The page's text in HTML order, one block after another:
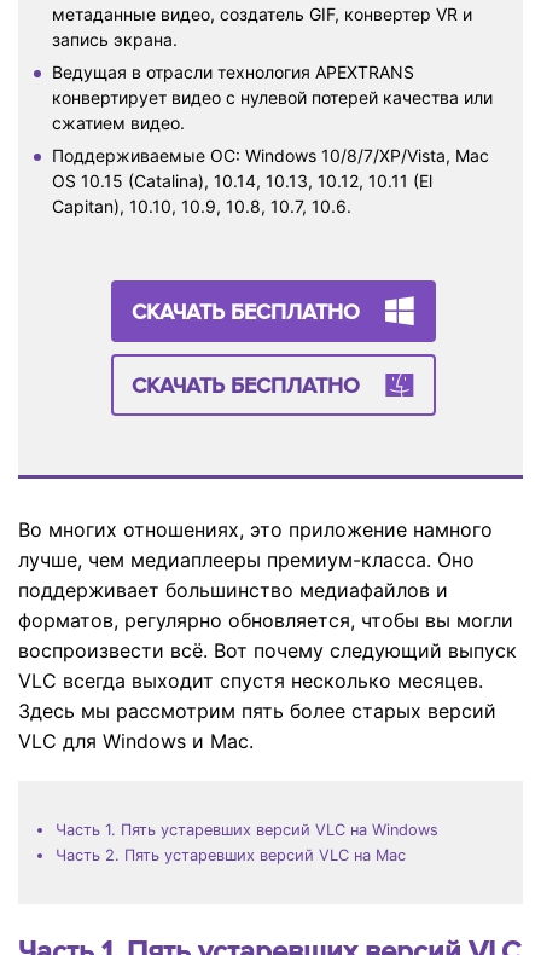
метаданные видео, создатель GIF, конвертер VR и
запись экрана.
Ведущая в отрасли технология APEXTRANS
конвертирует видео с нулевой потерей качества или
сжатием видео.
Поддерживаемые ОС: Windows 10/8/7/XP/Vista, Mac
OS 10.15 (Catalina), 10.14, 10.13, 10.12, 10.11 (El
Capitan), 10.10, 10.9, 10.8, 10.7, 10.6.
СКАЧАТЬ БЕСПЛАТНО
СКАЧАТЬ БЕСПЛАТНО
Во многих отношениях, это приложение намного
лучше, чем медиаплееры премиум-класса. Оно
поддерживает большинство медиафайлов и
форматов, регулярно обновляется, чтобы вы могли
воспроизвести всё. Вот почему следующий выпуск
VLC всегда выходит спустя несколько месяцев.
Здесь мы рассмотрим пять более старых версий
VLC для Windows и Mac.
Часть 1. Пять устаревших версий VLC на Windows
Часть 2. Пять устаревших версий VLC на Mac